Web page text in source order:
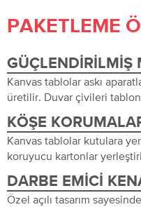
PAKETLEME
GÜÇLENDIRILMIŞ
Kanvas tablolar askı
üretilir. Duvar çivileri
KÖŞE
Kanvas tablolar kutulara
koruyucu kartonlar
DARBE EMICI
Özel açılı tasarım